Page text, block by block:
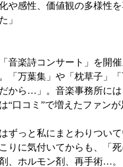
や感性、価値観の多様性
」
音楽詩コンサート」を開
「万葉集」や「枕草子」
から…」。音楽事務所に
“口コミ”で増えたファン
ずっと私にまとわりつい
りに気付いてからも、「
、ホルモン剤、再手術…